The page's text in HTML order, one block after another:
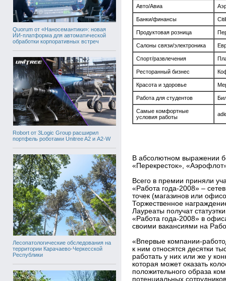
Quorum от «Наносемантики»: новая
ИИ-платформа для автоматической
обработки корпоративных встреч
Robort от 3Logic Group расширил
портфель роботами Unitree A2 и A2-W
Лесопатологические обследования на
территории Карачаево-Черкесской
Республики
Авто/Авиа
Банки/финансы
Продуктовая розница
Салоны связи/электроника
Спорт/развлечения
Ресторанный бизнес
Красота и здоровье
Работа для студентов
Самые комфортные
условия работы
В абсолютном выражении
«Перекресток»,
Всего в премии приняли
«Работа года-2008» –
точек (магазинов или
Торжественное
Лауреаты получат
«Работа года-2008» в
своими вакансиями на
«Впервые компании-
к ним относятся десятки
работать у них или же у
которая может оказать
положительного образа
потенциальных